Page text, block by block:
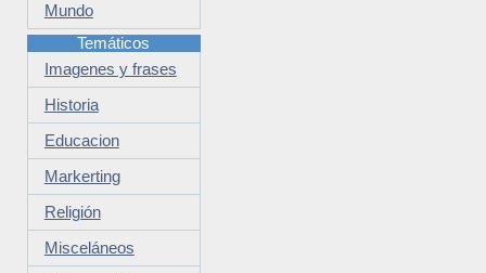
Mundo
Temáticos
Imagenes y frases
Historia
Educacion
Markerting
Religión
Misceláneos